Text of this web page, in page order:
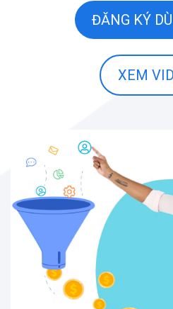
ĐĂNG KÝ
XEM